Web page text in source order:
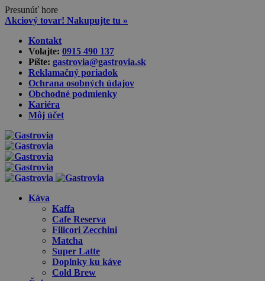
Presunúť hore
Akciový tovar! Nakupujte tu »
content
Kontakt
Volajte: 0915 490 137‬
Píšte: gastrovia@gastrovia.sk‬
Reklamačný poriadok
Ochrana osobných údajov
Obchodné podmienky
Kariéra
Môj účet
Káva
Kaffa
Cafe Reserva
Filicori Zecchini
Matcha
Super Latte
Doplnky ku káve
Cold Brew